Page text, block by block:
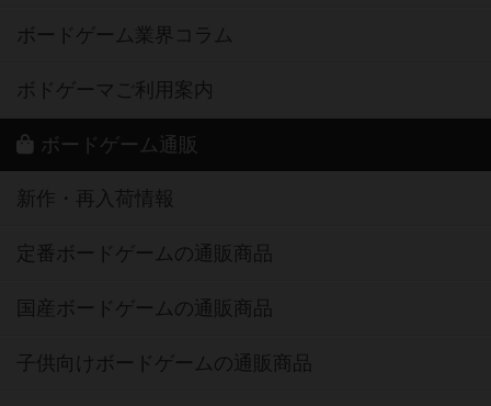
ボードゲーム業界コラム
ボドゲーマご利用案内
ボードゲーム通販
新作・再入荷情報
定番ボードゲームの通販商品
国産ボードゲームの通販商品
子供向けボードゲームの通販商品